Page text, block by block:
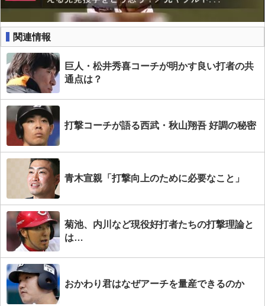
関連情報
巨人・松井秀喜コーチが明かす良い打者の共
通点は？
打撃コーチが語る西武・秋山翔吾 好調の秘密
青木宣親「打撃向上のために必要なこと」
菊池、内川など現役好打者たちの打撃理論と
は…
おかわり君はなぜアーチを量産できるのか